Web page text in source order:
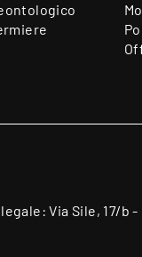
Via Sile, 17/b -